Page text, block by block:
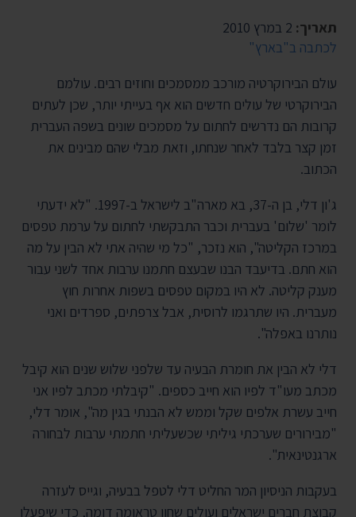
תאריך:
לכתבה ב"בארץ"
עולם הבירוקרטיה מורכב ממסמכים וחוזים רבים. עולמם
הבירוקרטי של עולים חדשים הוא אף בעייתי יותר, שכן לעתים
קרובות הם נדרשים לחתום על מסמכים שונים בשפה העברית
זמן קצר בלבד לאחר שנחתו, וזאת מבלי שהם מבינים את
הכתוב.
ג'ון דלי, בן ה-37, בא מארה"ב לישראל ב-1997. "לא ידעתי
לומר 'שלום' בעברית וכבר התבקשתי לחתום על ערמת טפסים
במרכז הקליטה", הוא נזכר, "כל מי שהיה אתי לא הבין על מה
הוא חתם. בדיעבד הבנו שבעצם חתמנו ערבות אחד לשני עבור
מענק קליטה. לא היו במקום טפסים בשפות אחרות חוץ
מעברית. היו שתרגמו לרוסית, אבל צרפתים, ספרדים ואני
נותרנו באפלה".
דלי לא הבין את חומרת הבעיה עד שלפני שלוש שנים הוא קיבל
מכתב מעו"ד לפיו הוא חייב כספים. "קיבלתי מכתב לפיו אני
חייב עשרת אלפים שקל וממש לא הבנתי בגין מה", אומר דלי,
"מבירורים שערכתי גיליתי שכשעליתי חתמתי ערבות לבחורה
ארגנטינאית".
בעקבות הניסיון המר החליט דלי לטפל בבעיה, וגייס לעזרה
קבוצת חברים ישראלים ועולים שחוו טראומה דומה, כדי שיפעלו